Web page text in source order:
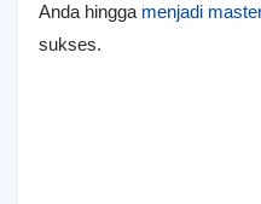
Anda hingga menjadi
sukses.